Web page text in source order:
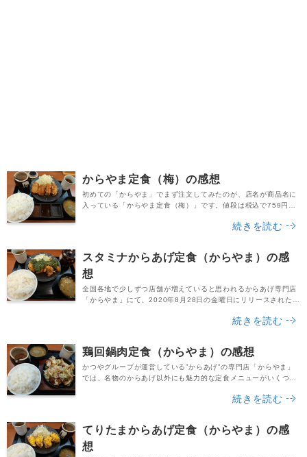
からやま定食（梅）の感想
初めての「からやま」でまず注文してみたのが、店名が商品名に
入っている「からやま定食（梅）」です。値段は税込で759円で
とジューシー！」という言葉と共に大きな写真が掲載されてお
れ以下の値段で提供されています。〇からやま定食「梅」...
続きを読む
スタミナからあげ定食（からやま）の感
想
全国各地で少しずつ店舗が増えていると思われるからあげ専門店
「からやま」にて、2020年8月28日の金曜日にリリースされた期
とスタミナがつく料理を食べたくなりますが、この定食もまさに
味なのか、とても興味をそそります。今回は「スタ...
続きを読む
鶏回鍋肉定食（からやま）の感想
かつやグループが運営している”からあげ”の専門店「からやま」
では、名物のからあげ以外にも魅力的な定食メニューがいくつか
品「鶏回鍋肉定食」を注文。値段は税込759円でした。お店に行
そして、実際に注文したからやまの鶏回鍋肉定食がこ...
続きを読む
てりたまからあげ定食（からやま）の感
想